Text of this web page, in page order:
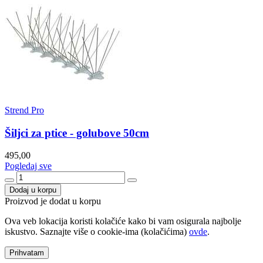
Strend Pro
Šiljci za ptice - golubove 50cm
495,00
Pogledaj sve
Dodaj u korpu
Proizvod je dodat u korpu
Ova veb lokacija koristi kolačiće kako bi vam osigurala najbolje
iskustvo. Saznajte više o cookie-ima (kolačićima) ovde.
Prihvatam